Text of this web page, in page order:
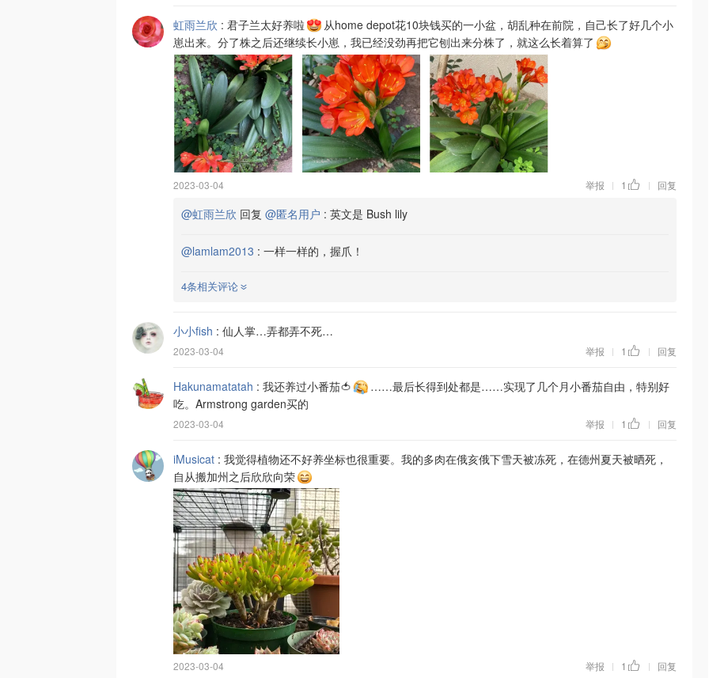
虹雨兰欣 : 君子兰太好养啦
从home depot花10块钱买的一小盆，胡乱种在前院，自己长了好几个小
崽出来。分了株之后还继续长小崽，我已经没劲再把它刨出来分株了，就这么长着算了
2023-03-04 举报 | 1 | 回复
@虹雨兰欣 回复 @匿名用户 : 英文是 Bush lily
@lamlam2013 : 一样一样的，握爪！
4条相关评论
小小fish : 仙人掌…弄都弄不死…
2023-03-04 举报 | 1 | 回复
Hakunamatatah : 我还养过小番茄🍅
……最后长得到处都是……实现了几个月小番茄自由，特别好
吃。Armstrong garden买的
2023-03-04 举报 | 1 | 回复
iMusicat : 我觉得植物还不好养坐标也很重要。我的多肉在俄亥俄下雪天被冻死，在德州夏天被晒死，
自从搬加州之后欣欣向荣
2023-03-04 举报 | 1 | 回复